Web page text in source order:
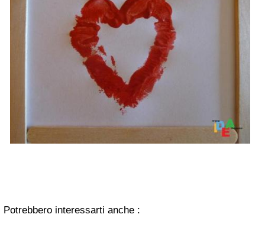
Potrebbero interessarti anche :